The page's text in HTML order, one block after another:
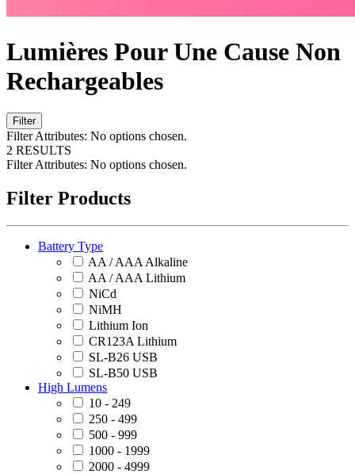
Lumières Pour Une Cause Non
Rechargeables
Filter
Filter Attributes: No options chosen.
2 RESULTS
Filter Attributes: No options chosen.
Filter Products
Battery Type
AA / AAA Alkaline
AA / AAA Lithium
NiCd
NiMH
Lithium Ion
CR123A Lithium
SL-B26 USB
SL-B50 USB
High Lumens
10 - 249
250 - 499
500 - 999
1000 - 1999
2000 - 4999